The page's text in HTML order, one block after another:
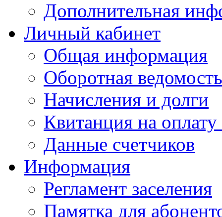
Дополнительная
Личный кабинет
Общая информация
Оборотная ведомость
Начисления и долги
Квитанция на
Данные счетчиков
Информация
Регламент заселения
Памятка для